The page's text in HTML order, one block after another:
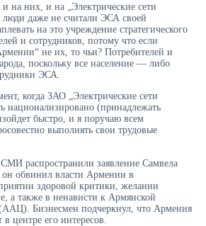
на них, и на „Электрические сети
люди даже не считали ЭСА своей
на это учреждение стратегического
и сотрудников, потому что если
не их, то чьи? Потребителей и
поскольку все население — либо
ЭСА.
когда ЗАО „Электрические сети
национализировано (принадлежать
быстро, и я поручаю всем
выполнять свои трудовые
распространили заявление Самвела
он обвинил власти Армении в
здоровой критики, желании
а также в ненависти к Армянской
Бизнесмен подчеркнул, что Армения
в центре его интересов.